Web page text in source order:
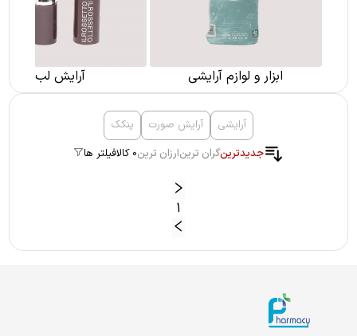
ابزار و لوازم آرایشی آرایش لب
آرایشی آرایش صورت
پنکک
جدیدترینگران ترینارزان ترین0 کالا فیلتر ها
1